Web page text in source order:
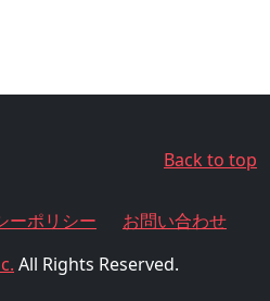
Back to top
ーポリシー
お問い合わせ
All Rights Reserved.